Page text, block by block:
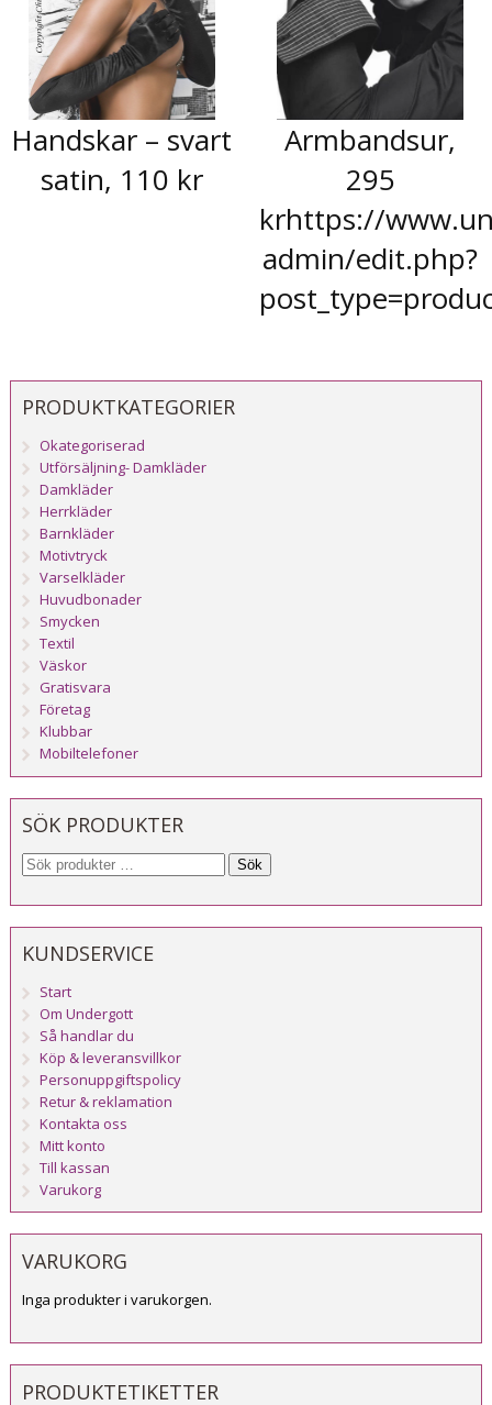
Handskar – svart
satin, 110 kr
Armbandsur,
295
krhttps://
admin/edit.php?
PRODUKTKATEGORIER
Okategoriserad
Utförsäljning- Damkläder
Damkläder
Herrkläder
Barnkläder
Motivtryck
Varselkläder
Huvudbonader
Smycken
Textil
Väskor
Gratisvara
Företag
Klubbar
Mobiltelefoner
SÖK PRODUKTER
Sök
KUNDSERVICE
Start
Om Undergott
Så handlar du
Köp & leveransvillkor
Personuppgiftspolicy
Retur & reklamation
Kontakta oss
Mitt konto
Till kassan
Varukorg
VARUKORG
Inga produkter i varukorgen.
PRODUKTETIKETTER